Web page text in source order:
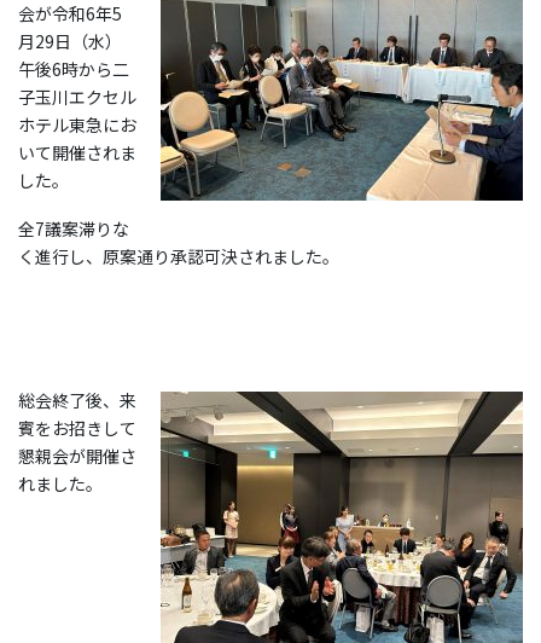
会が令和6年5
月29日（水）
午後6時から二
子玉川エクセル
ホテル東急にお
いて開催されま
した。
全7議案滞りな
く進行し、原案通り承認可決されました。
総会終了後、来
賓をお招きして
懇親会が開催さ
れました。